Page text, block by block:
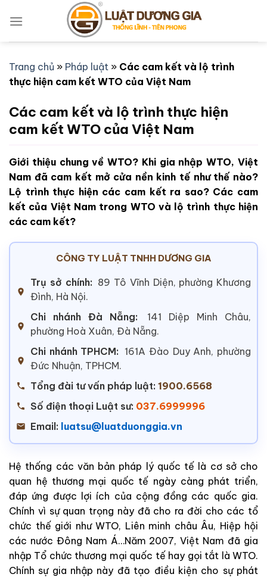
qua
Trang chủ » Pháp luật » Các cam kết và lộ trình
thực hiện cam kết WTO của Việt Nam
Các cam kết và lộ trình thực hiện
cam kết WTO của Việt Nam
Giới thiệu chung về WTO? Khi gia nhập WTO, Việt
Nam đã cam kết mở cửa nền kinh tế như thế nào?
Lộ trình thực hiện các cam kết ra sao? Các cam
kết của Việt Nam trong WTO và lộ trình thực hiện
các cam kết?
CÔNG TY LUẬT TNHH DƯƠNG GIA
Trụ sở chính: 89 Tô Vĩnh Diện, phường Khương
Đình, Hà Nội.
Chi nhánh Đà Nẵng:
141 Diệp Minh Châu,
phường Hoà Xuân, Đà Nẵng.
Chi nhánh TPHCM: 161A Đào Duy Anh, phường
Đức Nhuận, TPHCM.
Tổng đài tư vấn pháp luật: 1900.6568
Số điện thoại Luật sư: 037.6999996
Email: luatsu@luatduonggia.vn
Hệ thống các văn bản pháp lý quốc tế là cơ sở cho
quan hệ thương mại quốc tế ngày càng phát triển,
đáp ứng được lợi ích của cộng đồng các quốc gia.
Chính vì sự quan trọng này đã cho ra đời cho các tổ
chức thế giới như WTO, Liên minh châu Âu, Hiệp hội
các nước Đông Nam Á…Năm 2007, Việt Nam đã gia
nhập Tổ chức thương mại quốc tế hay gọi tắt là WTO.
Chính sự gia nhập này đã tạo điều kiện cho sự phát